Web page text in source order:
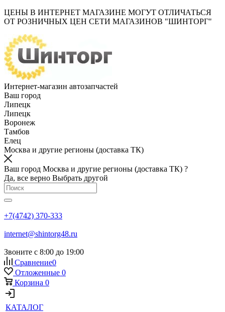
ЦЕНЫ В ИНТЕРНЕТ МАГАЗИНЕ МОГУТ ОТЛИЧАТЬСЯ
ОТ РОЗНИЧНЫХ ЦЕН СЕТИ МАГАЗИНОВ "ШИНТОРГ"
Интернет-магазин автозапчастей
Ваш город
Липецк
Липецк
Воронеж
Тамбов
Елец
Москва и другие регионы (доставка ТК)
Ваш город Москва и другие регионы (доставка ТК) ?
Да, все верно Выбрать другой
+7(4742) 370-333
internet@shintorg48.ru
Звоните с 8:00 до 19:00
Сравнение0
Отложенные 0
Корзина 0
КАТАЛОГ